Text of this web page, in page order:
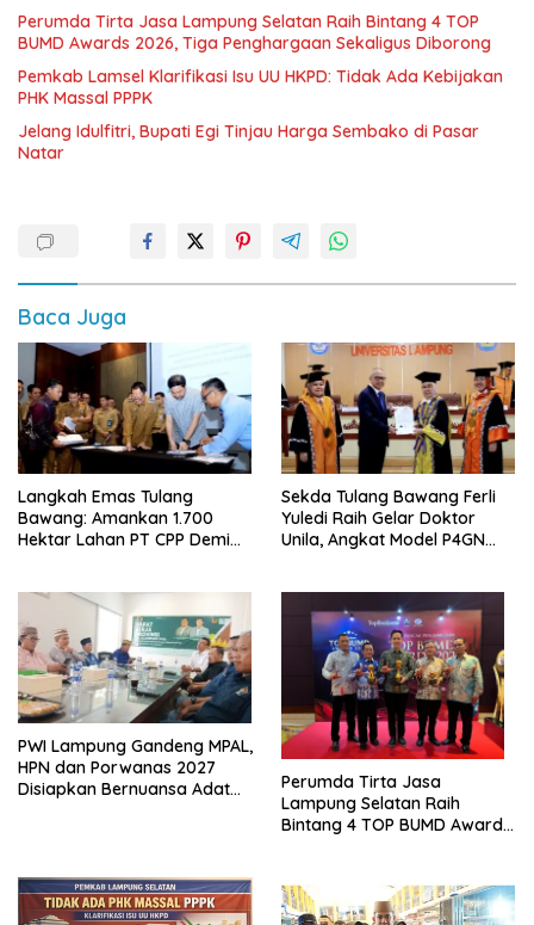
Perumda Tirta Jasa Lampung Selatan Raih Bintang 4 TOP
BUMD Awards 2026, Tiga Penghargaan Sekaligus Diborong
Pemkab Lamsel Klarifikasi Isu UU HKPD: Tidak Ada Kebijakan
PHK Massal PPPK
Jelang Idulfitri, Bupati Egi Tinjau Harga Sembako di Pasar
Natar
Baca Juga
Langkah Emas Tulang
Bawang: Amankan 1.700
Hektar Lahan PT CPP Demi
Sekda Tulang Bawang Ferli
Yuledi Raih Gelar Doktor
Unila, Angkat Model P4GN
PWI Lampung Gandeng MPAL,
HPN dan Porwanas 2027
Disiapkan Bernuansa Adat
Perumda Tirta Jasa
Lampung Selatan Raih
Bintang 4 TOP BUMD Awards